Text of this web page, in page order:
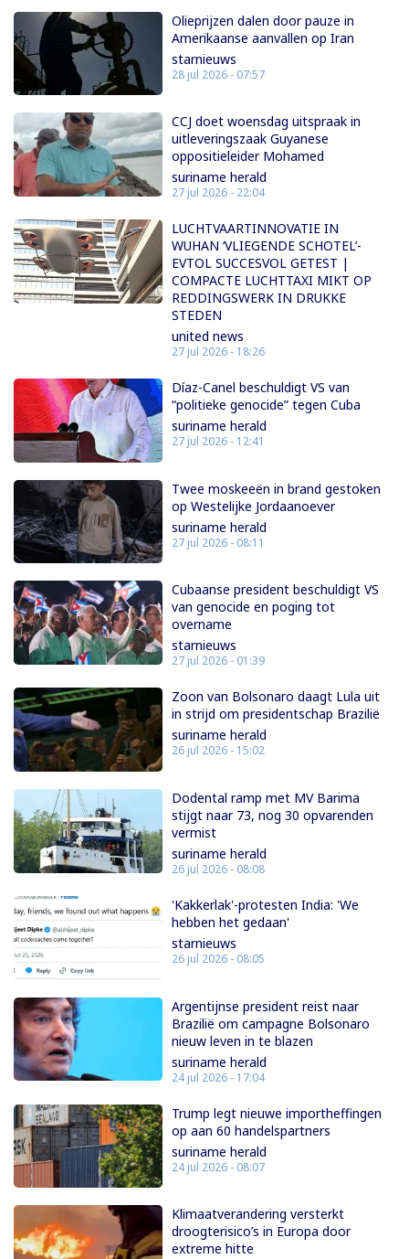
Olieprijzen dalen door pauze in
Amerikaanse aanvallen op Iran
starnieuws
28 jul 2026 - 07:57
CCJ doet woensdag uitspraak in
uitleveringszaak Guyanese
oppositieleider Mohamed
suriname herald
27 jul 2026 - 22:04
LUCHTVAARTINNOVATIE IN
WUHAN ‘VLIEGENDE SCHOTEL’-
EVTOL SUCCESVOL GETEST |
COMPACTE LUCHTTAXI MIKT OP
REDDINGSWERK IN DRUKKE
STEDEN
united news
27 jul 2026 - 18:26
Díaz-Canel beschuldigt VS van
“politieke genocide” tegen Cuba
suriname herald
27 jul 2026 - 12:41
Twee moskeeën in brand gestoken
op Westelijke Jordaanoever
suriname herald
27 jul 2026 - 08:11
Cubaanse president beschuldigt VS
van genocide en poging tot
overname
starnieuws
27 jul 2026 - 01:39
Zoon van Bolsonaro daagt Lula uit
in strijd om presidentschap Brazilië
suriname herald
26 jul 2026 - 15:02
Dodental ramp met MV Barima
stijgt naar 73, nog 30 opvarenden
vermist
suriname herald
26 jul 2026 - 08:08
'Kakkerlak'-protesten India: 'We
hebben het gedaan'
starnieuws
26 jul 2026 - 08:05
Argentijnse president reist naar
Brazilië om campagne Bolsonaro
nieuw leven in te blazen
suriname herald
24 jul 2026 - 17:04
Trump legt nieuwe importheffingen
op aan 60 handelspartners
suriname herald
24 jul 2026 - 08:07
Klimaatverandering versterkt
droogterisico’s in Europa door
extreme hitte